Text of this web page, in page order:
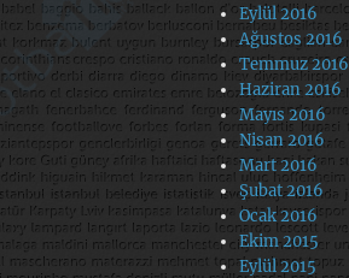
Eylül 2016
Ağustos 2016
Temmuz 2016
Haziran 2016
Mayıs 2016
Nisan 2016
Mart 2016
Şubat 2016
Ocak 2016
Ekim 2015
Eylül 2015